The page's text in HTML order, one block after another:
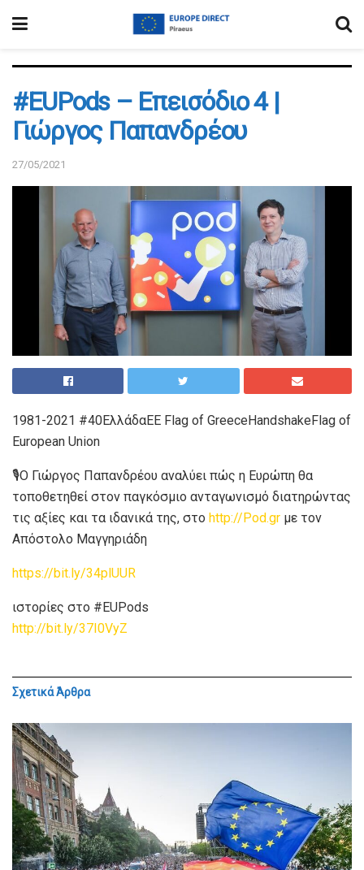
#EUPods – Επεισόδιο 4 |
Γιώργος Παπανδρέου
27/05/2021
1981-2021 #40ΕλλάδαΕΕ Flag of GreeceHandshakeFlag of
European Union
🎙O Γιώργος Παπανδρέου αναλύει πώς η Ευρώπη θα
τοποθετηθεί στον παγκόσμιο ανταγωνισμό διατηρώντας
τις αξίες και τα ιδανικά της, στο http://Pod.gr με τον
Απόστολο Μαγγηριάδη
https://bit.ly/34plUUR
ιστορίες στο #EUPods
http://bit.ly/37I0VyZ
ΣχετικάΆρθρα